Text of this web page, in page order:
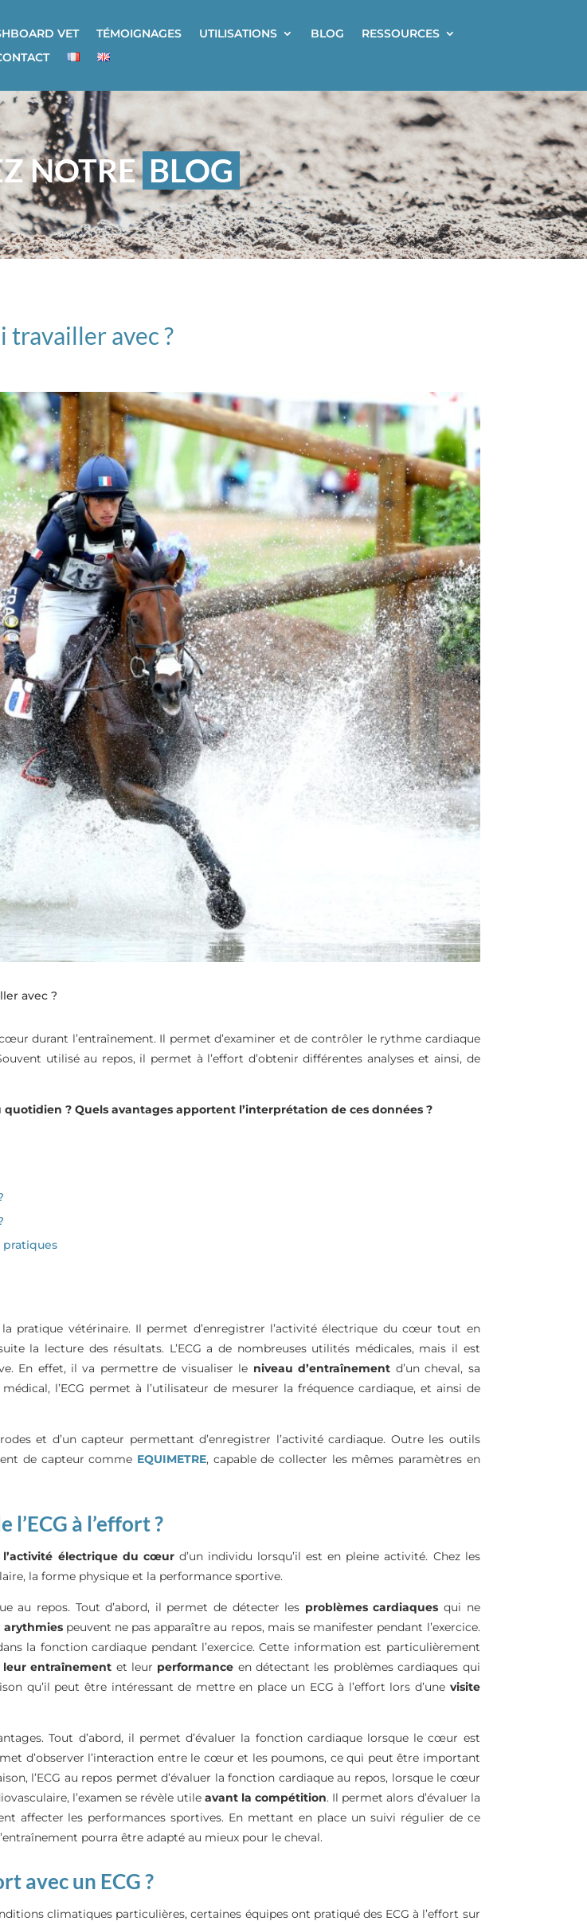
VET TÉMOIGNAGES UTILISATIONS BLOG
RESSOURCES
NOTREBLOG
travailler avec ?
avec ?
durant l’entraînement. Il permet d’examiner et de contrôler le rythme cardiaque
utilisé au repos, il permet à l’effort d’obtenir différentes analyses et ainsi, de
quotidien ? Quels avantages apportent l’interprétation de ces données ?
pratiques
pratique vétérinaire. Il permet d’enregistrer l’activité électrique du cœur tout en
la lecture des résultats. L’ECG a de nombreuses utilités médicales, mais il est
En effet, il va permettre de visualiser le niveau d’entraînement d’un cheval, sa
l’ECG permet à l’utilisateur de mesurer la fréquence cardiaque, et ainsi de
et d’un capteur permettant d’enregistrer l’activité cardiaque. Outre les outils
de capteur comme EQUIMETRE, capable de collecter les mêmes paramètres en
à l’effort ?
l’activité électrique du cœur d’un individu lorsqu’il est en pleine activité. Chez les
la forme physique et la performance sportive.
au repos. Tout d’abord, il permet de détecter les problèmes cardiaques qui ne
arythmiespeuvent ne pas apparaître au repos, mais se manifester pendant l’exercice.
la fonction cardiaque pendant l’exercice. Cette information est particulièrement
entraînement et leur performance en détectant les problèmes cardiaques qui
qu’il peut être intéressant de mettre en place un ECG à l’effort lors d’une visite
Tout d’abord, il permet d’évaluer la fonction cardiaque lorsque le cœur est
d’observer l’interaction entre le cœur et les poumons, ce qui peut être important
l’ECG au repos permet d’évaluer la fonction cardiaque au repos, lorsque le cœur
l’examen se révèle utileavant la compétition. Il permet alors d’évaluer la
affecter les performances sportives. En mettant en place un suivi régulier de ce
pourra être adapté au mieux pour le cheval.
avec un ECG ?
climatiques particulières, certaines équipes ont pratiqué des ECG à l’effort sur